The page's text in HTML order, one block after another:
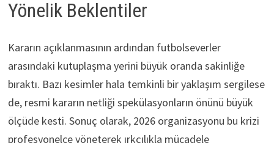
Yönelik Beklentiler
Kararın açıklanmasının ardından futbolseverler
arasındaki kutuplaşma yerini büyük oranda sakinliğe
bıraktı. Bazı kesimler hala temkinli bir yaklaşım sergilese
de, resmi kararın netliği spekülasyonların önünü büyük
ölçüde kesti. Sonuç olarak, 2026 organizasyonu bu krizi
profesyonelce yöneterek ırkçılıkla mücadele